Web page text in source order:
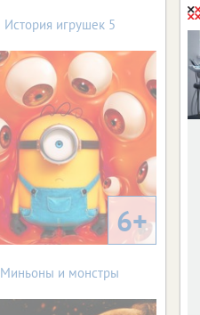
История игрушек 5
6+
Миньоны и монстры